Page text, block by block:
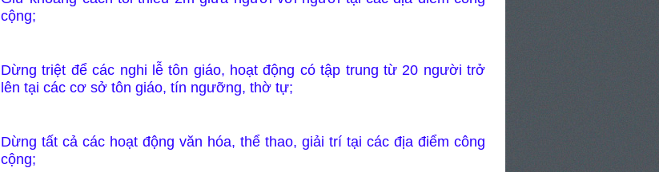
cộng;
Dừng triệt để các nghi lễ tôn giáo, hoạt động có tập trung từ 20 người trở
lên tại các cơ sở tôn giáo, tín ngưỡng, thờ tự;
Dừng tất cả các hoạt động văn hóa, thể thao, giải trí tại các địa điểm công
cộng;